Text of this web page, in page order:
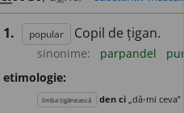
1. popular Copil de țigan.
sinonime: parpandel
etimologie:
limba țigănească den ci„dă-mi ceva”